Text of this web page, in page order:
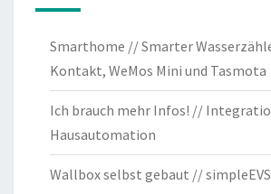
Smarthome // Smarter
Kontakt, WeMos Mini und Tasmota
Ich brauch mehr Infos! //
Hausautomation
Wallbox selbst gebaut //